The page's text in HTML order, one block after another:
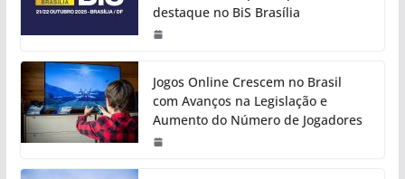
destaque no BiS Brasília
Jogos Online Crescem no Brasil
com Avanços na Legislação e
Aumento do Número de Jogadores